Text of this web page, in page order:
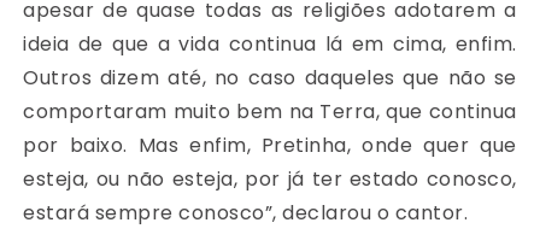
apesar de quase todas as religiões adotarem a
ideia de que a vida continua lá em cima, enfim.
Outros dizem até, no caso daqueles que não se
comportaram muito bem na Terra, que continua
por baixo. Mas enfim, Pretinha, onde quer que
esteja, ou não esteja, por já ter estado conosco,
estará sempre conosco”, declarou o cantor.